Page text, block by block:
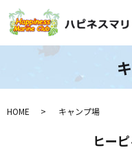
HOME キャンプ場
ヒー